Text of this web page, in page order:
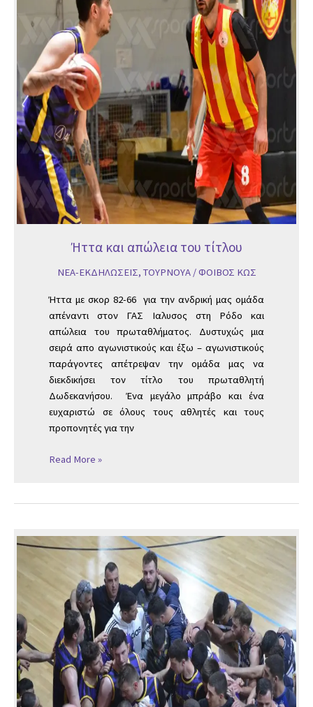
Ήττα και απώλεια του τίτλου
ΝΕΑ-ΕΚΔΗΛΩΣΕΙΣ, ΤΟΥΡΝΟΥΑ/ΦΟΙΒΟΣ ΚΩΣ
Ήττα με σκορ 82-66 για την ανδρική μας ομάδα
απέναντι στον ΓΑΣ Ιαλυσος στη Ρόδο και
απώλεια του πρωταθλήματος. Δυστυχώς μια
σειρά απο αγωνιστικούς και έξω – αγωνιστικούς
παράγοντες απέτρεψαν την ομάδα μας να
διεκδικήσει τον τίτλο του πρωταθλητή
Δωδεκανήσου. Ένα μεγάλο μπράβο και ένα
ευχαριστώ σε όλους τους αθλητές και τους
προπονητές για την
Read More »
ΚΑΙ
ΤΩΡΑ